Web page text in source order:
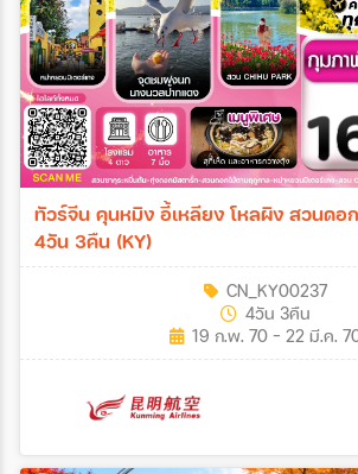
ทัวร์จีน คุนหมิง อี้เหลียง โหลผิง สวนดอ
4วัน 3คืน (KY)
CN_KY00237
4วัน 3คืน
19 ก.พ. 70 - 22 มี.ค.